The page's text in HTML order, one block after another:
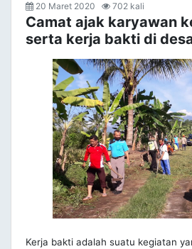
20 Maret 2020 702 kali
Camat ajak karyawan
serta kerja bakti di
Kerja bakti adalah suatu kegiatan